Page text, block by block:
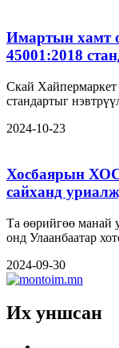
Имартын хамт
45001:2018
Скай
стандартыг
2024-10-23
Хосбаярын
сайханд
Та өөрийгөө манай
онд Улаанбаатар
2024-09-30
Их уншсан